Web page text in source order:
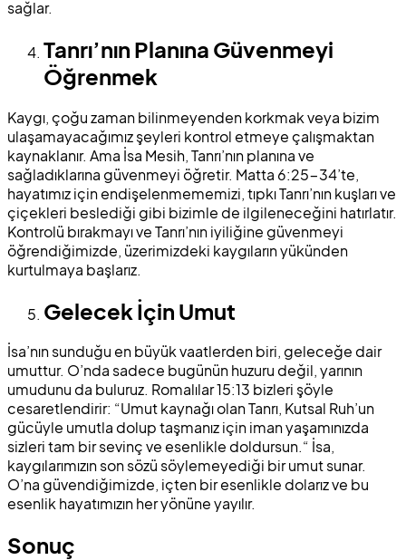
sağlar.
Tanrı’nın Planına Güvenmeyi
Öğrenmek
Kaygı, çoğu zaman bilinmeyenden korkmak veya bizim
ulaşamayacağımız şeyleri kontrol etmeye çalışmaktan
kaynaklanır. Ama İsa Mesih, Tanrı’nın planına ve
sağladıklarına güvenmeyi öğretir. Matta 6:25-34’te,
hayatımız için endişelenmememizi, tıpkı Tanrı’nın kuşları ve
çiçekleri beslediği gibi bizimle de ilgileneceğini hatırlatır.
Kontrolü bırakmayı ve Tanrı’nın iyiliğine güvenmeyi
öğrendiğimizde, üzerimizdeki kaygıların yükünden
kurtulmaya başlarız.
Gelecek İçin Umut
İsa’nın sunduğu en büyük vaatlerden biri, geleceğe dair
umuttur. O’nda sadece bugünün huzuru değil, yarının
umudunu da buluruz. Romalılar 15:13 bizleri şöyle
cesaretlendirir: “Umut kaynağı olan Tanrı, Kutsal Ruh’un
gücüyle umutla dolup taşmanız için iman yaşamınızda
sizleri tam bir sevinç ve esenlikle doldursun.“ İsa,
kaygılarımızın son sözü söylemeyediği bir umut sunar.
O’na güvendiğimizde, içten bir esenlikle dolarız ve bu
esenlik hayatımızın her yönüne yayılır.
Sonuç